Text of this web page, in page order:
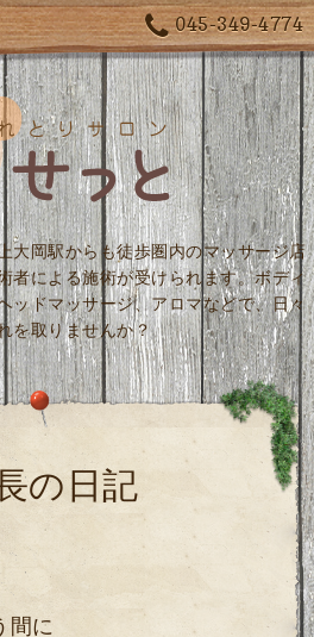
045-349-4774
大岡駅からも徒歩圏内のマッサージ店
者による施術が受けられます。ボディ
ッドマッサージ、アロマなどで、日々
を取りませんか？
の日記
間に